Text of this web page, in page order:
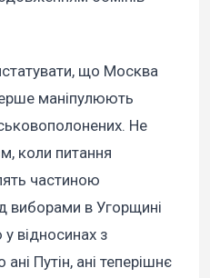
що Москва
маніпулюють
Не
коли питання
частиною
виборами в Угорщині
відносинах з
Путін, ані теперішнє